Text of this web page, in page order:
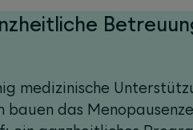
medizinische
das